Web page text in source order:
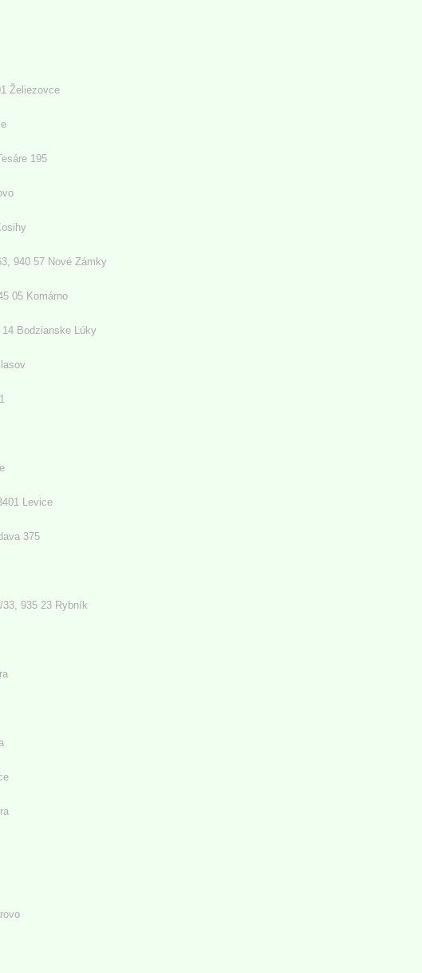
Želiezovce
195
940 57 Nové Zámky
05 Komárno
Bodzianske Lúky
Levice
375
935 23 Rybník